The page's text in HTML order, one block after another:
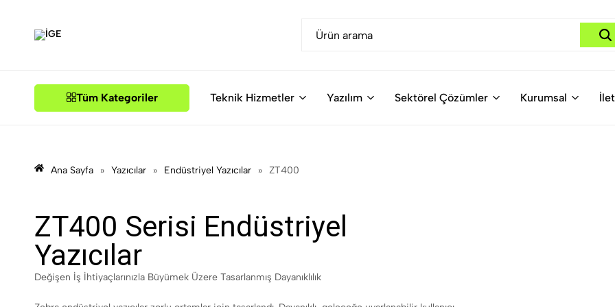
Tüm Kategoriler Teknik Hizmetler Yazılım Sektörel Çözümler Kurumsal
Ana Sayfa » Yazıcılar » Endüstriyel Yazıcılar » ZT400
ZT400 Serisi Endüstriyel
Yazıcılar
Değişen İş İhtiyaçlarınızla Büyümek Üzere Tasarlanmış Dayanıklılık